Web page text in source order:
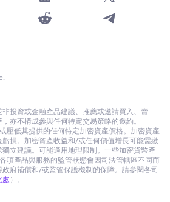
投資或金融產品建議、推薦或邀請買入、賣
亦不構成參與任何特定交易策略的邀約。
壓低其提供的任何特定加密資產價格。加密資產
損。加密資產收益和/或任何價值增長可能需繳
立建議。可能適用地理限制。一些加密貨幣產
項產品與服務的監管狀態會因司法管轄區不同而
府補償和/或監管保護機制的保障。請參閱各司
處）。